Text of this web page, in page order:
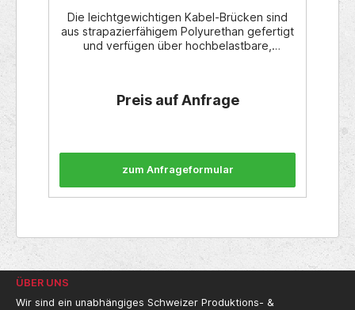
Die leichtgewichtigen Kabel-Brücken sind
aus strapazierfähigem Polyurethan gefertigt
und verfügen über hochbelastbare,
Fussgängerverkehr. Diese flachen
Angaben:Länge: 91.4 cmBreite: 27.3 cm
Höhe: Gewicht: 4.2 Kg Max. Kabel-
Durchmesser 25.4 cm Farbe: Orange
Preis auf Anfrage
zum Anfrageformular
ÜBER UNS
Wir sind ein unabhängiges Schweizer Produktions- &